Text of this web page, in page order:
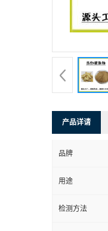
产品详请
品牌
用途
检测方法